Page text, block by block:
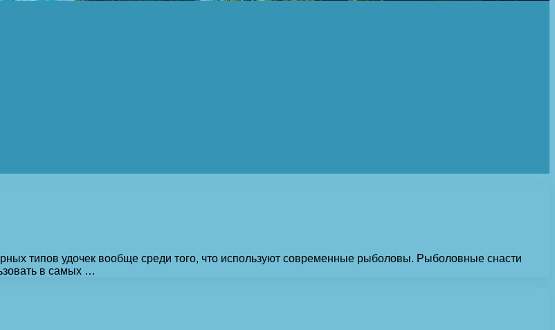
типов удочек вообще среди того, что используют современные рыболовы. Рыболовные снасти
в самых …